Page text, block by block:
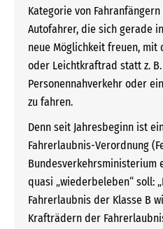
Kategorie von
Autofahrer, die sich gerade
neue Möglichkeit freuen, mit
oder Leichtkraftrad statt z.
Personennahverkehr oder
zu fahren.
Denn seit Jahresbeginn ist
Fahrerlaubnis-Verordnung
Bundesverkehrsministerium
quasi „wiederbeleben“ soll:
Fahrerlaubnis der Klasse B
Krafträdern der